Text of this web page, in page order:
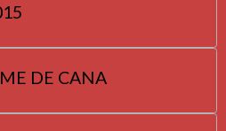
DE CANA